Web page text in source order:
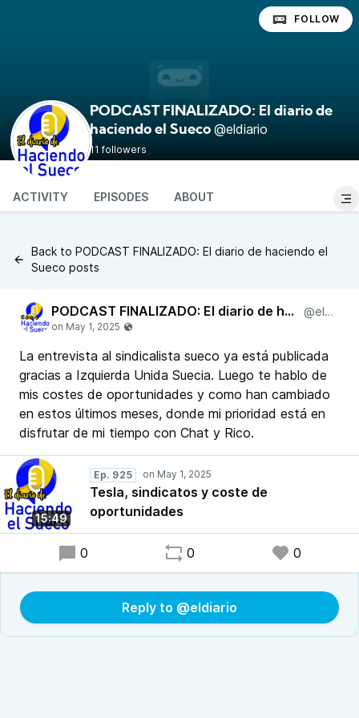
PODCAST FINALIZADO: El diario de
haciendo el Sueco @eldiario
11 followers
FOLLOW
ACTIVITY EPISODES ABOUT
Back to PODCAST FINALIZADO: El diario de haciendo el
Sueco posts
PODCAST FINALIZADO: El diario de haciendo el Sueco @eldiario
La entrevista al sindicalista sueco ya está publicada
gracias a Izquierda Unida Suecia. Luego te hablo de
mis costes de oportunidades y como han cambiado
en estos últimos meses, donde mi prioridad está en
disfrutar de mi tiempo con Chat y Rico.
15:49
Ep. 925
Tesla, sindicatos y coste de
oportunidades
0 0 0
Reply to @eldiario